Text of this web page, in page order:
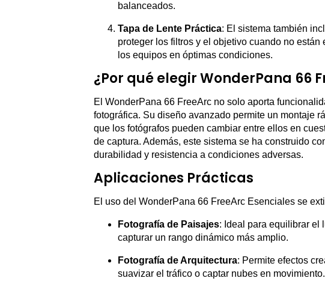
balanceados.
Tapa de Lente Práctica: El sistema también
proteger los filtros y el objetivo cuando no
los equipos en óptimas condiciones.
¿Por qué elegir WonderPana 66
El WonderPana 66 FreeArc no solo aporta
fotográfica. Su diseño avanzado permite un montaje
que los fotógrafos pueden cambiar entre ellos en
de captura. Además, este sistema se ha construido
durabilidad y resistencia a condiciones adversas.
Aplicaciones Prácticas
El uso del WonderPana 66 FreeArc Esenciales se
Fotografía de Paisajes: Ideal para equilibrar el
capturar un rango dinámico más amplio.
Fotografía de Arquitectura: Permite efectos
suavizar el tráfico o captar nubes en movimiento.